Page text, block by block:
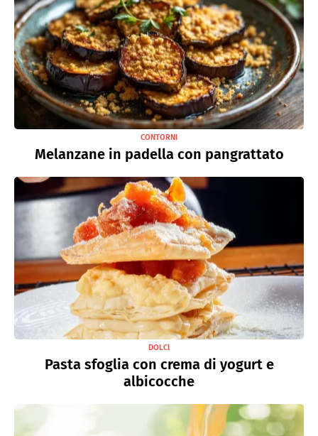
CONTORNI
Melanzane in padella con pangrattato
DOLCI
Pasta sfoglia con crema di yogurt e
albicocche